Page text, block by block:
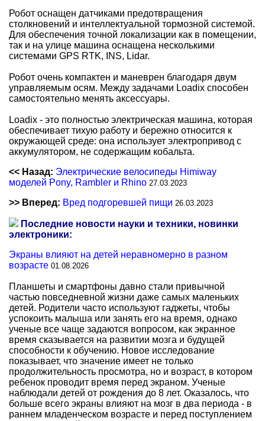
Робот оснащен датчиками предотвращения
столкновений и интеллектуальной тормозной системой.
Для обеспечения точной локализации как в помещении,
так и на улице машина оснащена несколькими
системами GPS RTK, INS, Lidar.
Робот очень компактен и маневрен благодаря двум
управляемым осям. Между задачами Loadix способен
самостоятельно менять аксессуары.
Loadix - это полностью электрическая машина, которая
обеспечивает тихую работу и бережно относится к
окружающей среде: она использует электропривод с
аккумулятором, не содержащим кобальта.
<< Назад: Электрические велосипеды Himiway
моделей Pony, Rambler и Rhino 27.03.2023
>> Вперед: Вред подгоревшей пищи 26.03.2023
Последние новости науки и техники, новинки
электроники:
Экраны влияют на детей неравномерно в разном
возрасте 01.08.2026
Планшеты и смартфоны давно стали привычной
частью повседневной жизни даже самых маленьких
детей. Родители часто используют гаджеты, чтобы
успокоить малыша или занять его на время, однако
ученые все чаще задаются вопросом, как экранное
время сказывается на развитии мозга и будущей
способности к обучению. Новое исследование
показывает, что значение имеет не только
продолжительность просмотра, но и возраст, в котором
ребенок проводит время перед экраном. Ученые
наблюдали детей от рождения до 8 лет. Оказалось, что
больше всего экраны влияют на мозг в два периода - в
раннем младенческом возрасте и перед поступлением